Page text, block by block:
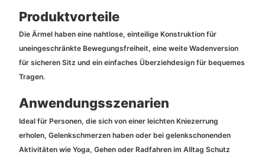
Produktvorteile
Die Ärmel haben eine nahtlose, einteilige Konstruktion für
uneingeschränkte Bewegungsfreiheit, eine weite Wadenversion
für sicheren Sitz und ein einfaches Überziehdesign für bequemes
Tragen.
Anwendungsszenarien
Ideal für Personen, die sich von einer leichten Kniezerrung
erholen, Gelenkschmerzen haben oder bei gelenkschonenden
Aktivitäten wie Yoga, Gehen oder Radfahren im Alltag Schutz